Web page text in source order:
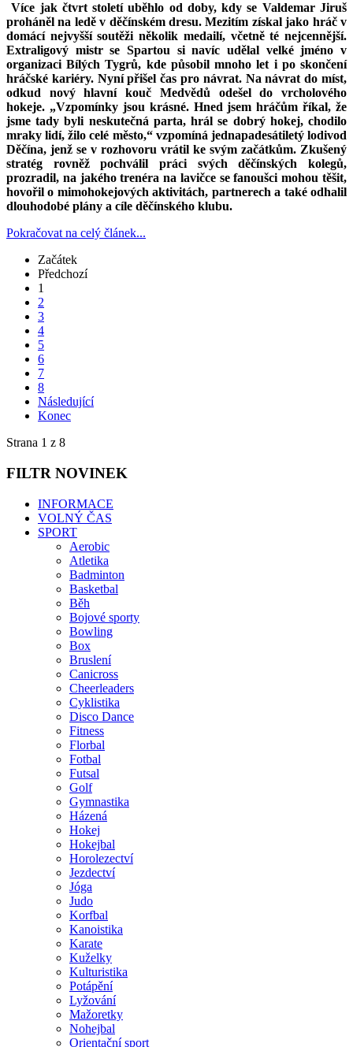
Více jak čtvrt století uběhlo od doby, kdy se Valdemar Jiruš
proháněl na ledě v děčínském dresu. Mezitím získal jako hráč v
domácí nejvyšší soutěži několik medailí, včetně té nejcennější.
Extraligový mistr se Spartou si navíc udělal velké jméno v
organizaci Bílých Tygrů, kde působil mnoho let i po skončení
hráčské kariéry. Nyní přišel čas pro návrat. Na návrat do míst,
odkud nový hlavní kouč Medvědů odešel do vrcholového
hokeje. „Vzpomínky jsou krásné. Hned jsem hráčům říkal, že
jsme tady byli neskutečná parta, hrál se dobrý hokej, chodilo
mraky lidí, žilo celé město,“ vzpomíná jednapadesátiletý lodivod
Děčína, jenž se v rozhovoru vrátil ke svým začátkům. Zkušený
stratég rovněž pochválil práci svých děčínských kolegů,
prozradil, na jakého trenéra na lavičce se fanoušci mohou těšit,
hovořil o mimohokejových aktivitách, partnerech a také odhalil
dlouhodobé plány a cíle děčínského klubu.
Pokračovat na celý článek...
Začátek
Předchozí
1
2
3
4
5
6
7
8
Následující
Konec
Strana 1 z 8
FILTR NOVINEK
INFORMACE
VOLNÝ ČAS
SPORT
Aerobic
Atletika
Badminton
Basketbal
Běh
Bojové sporty
Bowling
Box
Bruslení
Canicross
Cheerleaders
Cyklistika
Disco Dance
Fitness
Florbal
Fotbal
Futsal
Golf
Gymnastika
Házená
Hokej
Hokejbal
Horolezectví
Jezdectví
Jóga
Judo
Korfbal
Kanoistika
Karate
Kuželky
Kulturistika
Potápění
Lyžování
Mažoretky
Nohejbal
Orientační sport